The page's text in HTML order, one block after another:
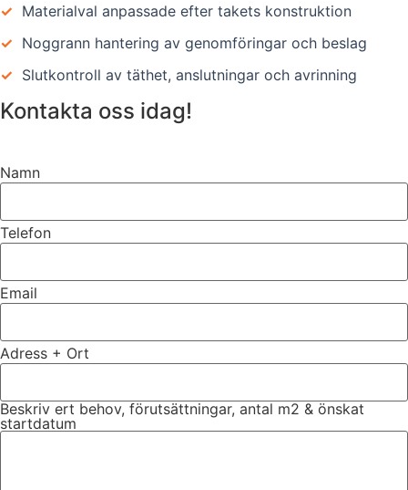
✓ Materialval anpassade efter takets konstruktion
✓ Noggrann hantering av genomföringar och beslag
✓ Slutkontroll av täthet, anslutningar och avrinning
Kontakta oss idag!
Namn
Telefon
Email
Adress + Ort
Beskriv ert behov, förutsättningar, antal m2 & önskat
startdatum